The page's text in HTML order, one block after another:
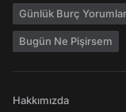
Günlük Burç
Bugün Ne Pişirsem
Hakkımızda